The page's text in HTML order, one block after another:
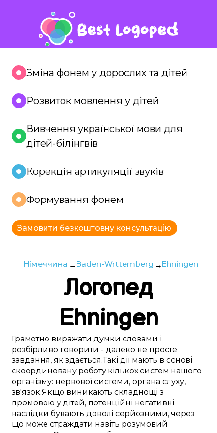
Зміна фонем у дорослих та дітей
Розвиток мовлення у дітей
Вивчення української мови для
дітей-білінгвів
Корекція артикуляції звуків
Формування фонем
Замовити безкоштовну консультацію
Німеччина Baden-Wrttemberg Ehningen
Логопед
Ehningen
Грамотно виражати думки словами і
розбірливо говорити - далеко не просте
завдання, як здається.Такі дії мають в основі
скоординовану роботу кількох систем нашого
організму: нервової системи, органа слуху,
зв'язок.Якщо виникають складнощі з
промовою у дітей, потенційні негативні
наслідки бувають доволі серйозними, через
що може страждати навіть розумовий